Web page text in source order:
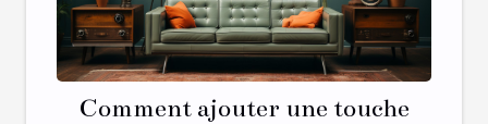
Comment ajouter une touche